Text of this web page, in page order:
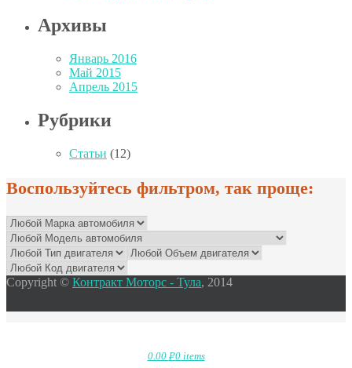
Архивы
Январь 2016
Май 2015
Апрель 2015
Рубрики
Статьи (12)
Воспользуйтесь фильтром, так проще:
Copyright © Контракт Моторс - Тула, 2014
0.00 Р0 items